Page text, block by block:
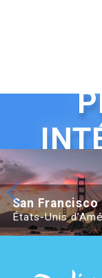
Beijing Hotel Nuo
San Francisco
États-Unis